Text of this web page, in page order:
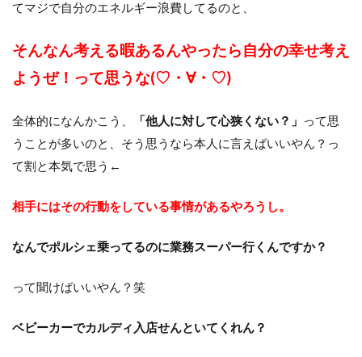
てマジで自分のエネルギー浪費してるのと、
そんなん考える暇あるんやったら自分の幸せ考え
ようぜ！って思うな(♡・∀・♡)
全体的になんかこう、 「他人に対して心狭くない？」 って思
うことが多いのと、そう思うなら本人に言えばいいやん？っ
て割と本気で思う←
相手にはその行動をしている事情があるやろうし。
なんでポルシェ乗ってるのに業務スーパー行くんですか？
って聞けばいいやん？笑
ベビーカーでカルディ入店せんといてくれん？